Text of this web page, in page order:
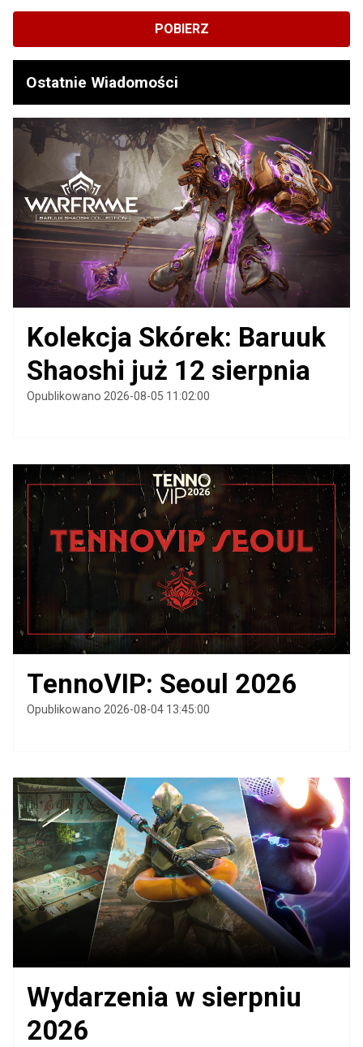
POBIERZ
Ostatnie Wiadomości
Kolekcja Skórek: Baruuk
Shaoshi już 12 sierpnia
Opublikowano 2026-08-05 11:02:00
TennoVIP: Seoul 2026
Opublikowano 2026-08-04 13:45:00
Wydarzenia w sierpniu
2026